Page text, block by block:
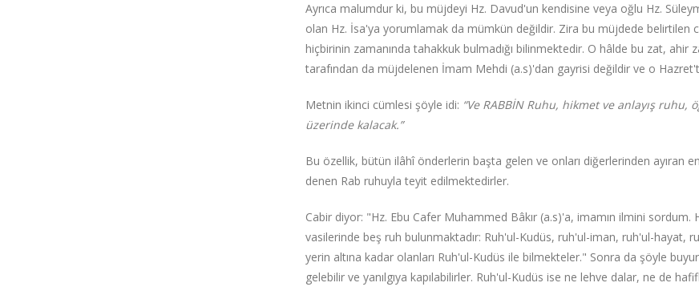
Ayrıca malumdur ki, bu müjdeyi Hz. Davud'un kendisine veya oğlu Hz.
olan Hz. İsa'ya yorumlamak da mümkün değildir. Zira bu müjdede belirtilen
hiçbirinin zamanında tahakkuk bulmadığı bilinmektedir. O hâlde bu zat,
tarafından da müjdelenen İmam Mehdi (a.s)'dan gayrisi değildir ve o
Metnin ikinci cümlesi şöyle idi: “Ve RABBİN Ruhu, hikmet ve anlayış
üzerinde kalacak.”
Bu özellik, bütün ilâhî önderlerin başta gelen ve onları diğerlerinden ayıran
denen Rab ruhuyla teyit edilmektedirler.
Cabir diyor: "Hz. Ebu Cafer Muhammed Bâkır (a.s)'a, imamın ilmini
vasilerinde beş ruh bulunmaktadır: Ruh'ul-Kudüs, ruh'ul-iman, ruh'ul-hayat,
yerin altına kadar olanları Ruh'ul-Kudüs ile bilmekteler." Sonra da şöyle
gelebilir ve yanılgıya kapılabilirler. Ruh'ul-Kudüs ise ne lehve dalar, ne de